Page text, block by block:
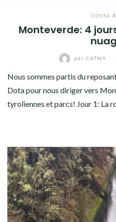
COSTA
Monteverde: 4
par CATHY
Nous sommes partis du
Dota pour nous diriger vers
tyroliennes et parcs! Jour 1: La